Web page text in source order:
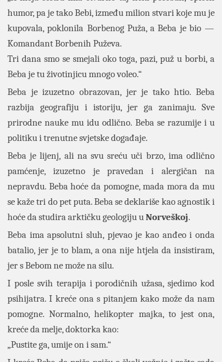
humor, pa je tako Bebi, između milion stvari koje mu je
kupovala, poklonila Borbenog Puža, a Beba je bio —
Komandant Borbenih Puževa.
Tri dana smo se smejali oko toga, pazi, puž u borbi, a
Beba je tu životinjicu mnogo voleo.“
Beba je izuzetno obrazovan, jer je tako htio. Beba
razbija geografiju i istoriju, jer ga zanimaju. Sve
prirodne nauke mu idu odlično. Beba se razumije i u
politiku i trenutne svjetske događaje.
Beba je lijenj, ali na svu sreću uči brzo, ima odlično
pamćenje, izuzetno je pravedan i alergičan na
nepravdu. Beba hoće da pomogne, mada mora da mu
se kaže tri do pet puta. Beba se deklariše kao agnostik i
hoće da studira arktičku geologiju uNorveškoj.
Beba ima apsolutni sluh, pjevao je kao anđeo i onda
batalio, jer je to blam, a ona nije htjela da insistiram,
jer s Bebom ne može na silu.
I posle svih terapija i porodičnih užasa, sjedimo kod
psihijatra. I kreće ona s pitanjem kako može da nam
pomogne. Normalno, helikopter majka, to jest ona,
kreće da melje, doktorka kao:
„Pustite ga, umije on i sam.“